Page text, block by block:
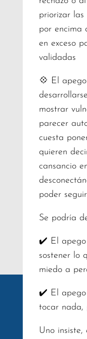
priorizar las
por encima
en exceso
validadas
💠 El
mostrar
parecer
cuesta
quieren
cansancio
poder
Se podría
✔️ El apego
sostener lo
miedo a
✔️ El apego
tocar nada,
Uno